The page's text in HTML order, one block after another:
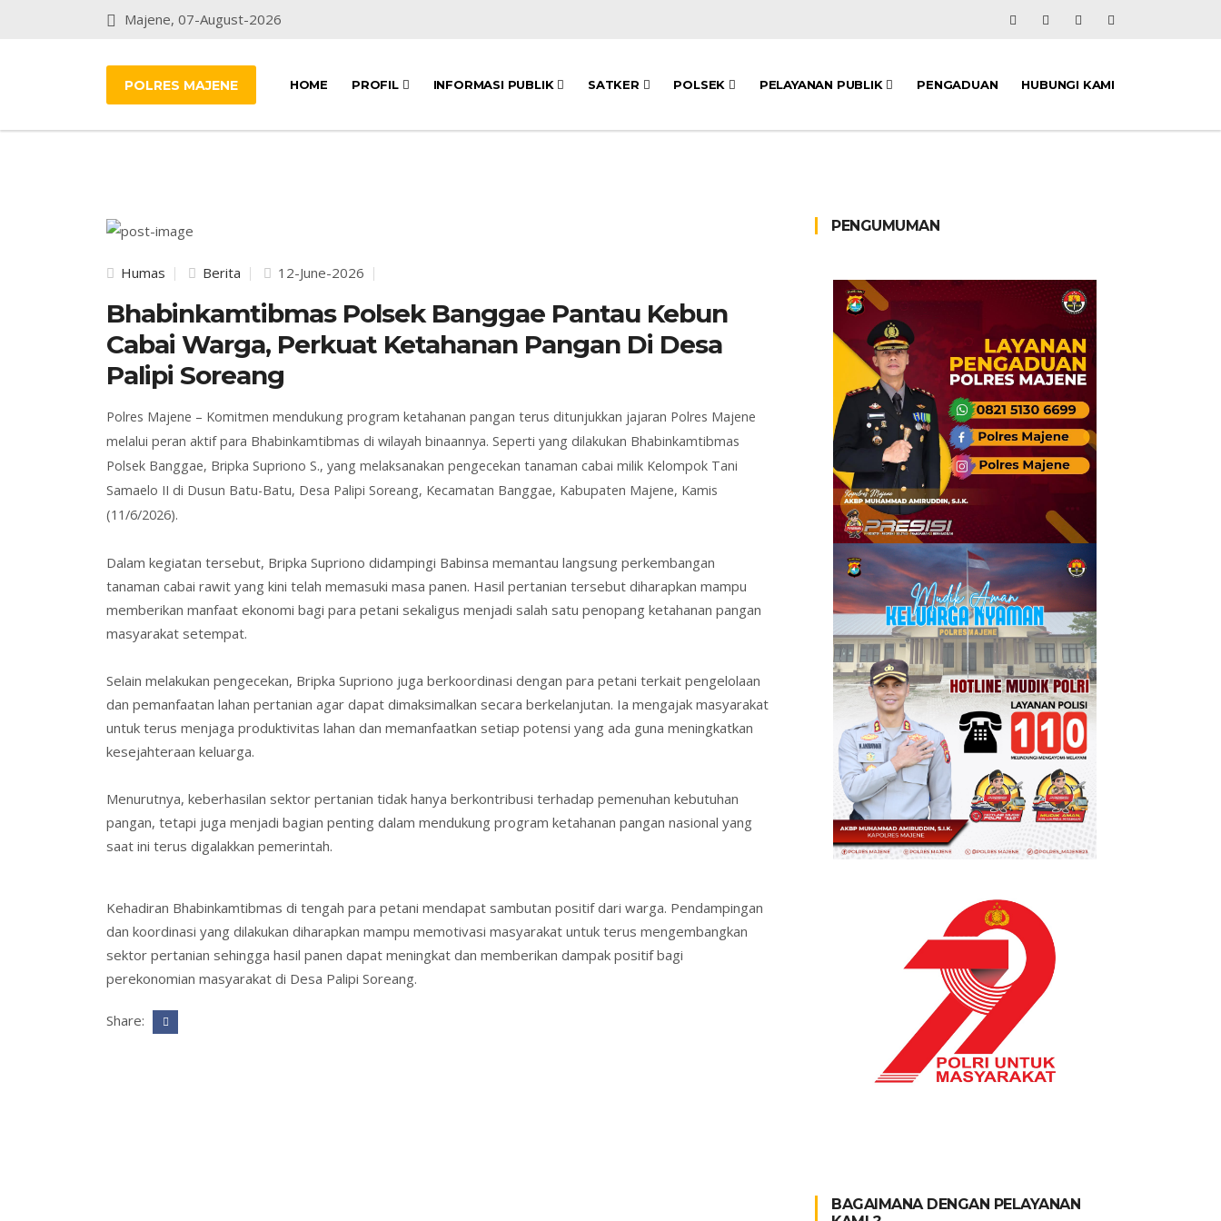
Majene, 07-August-2026
POLRES MAJENE HOME PROFIL INFORMASI PUBLIK SATKER POLSEK PELAYANAN PUBLIK PENGADUAN HUBUNGI KAMI
Humas Berita 12-June-2026
Bhabinkamtibmas Polsek Banggae Pantau Kebun
Cabai Warga, Perkuat Ketahanan Pangan Di Desa
Palipi Soreang
Polres Majene – Komitmen mendukung program ketahanan pangan terus ditunjukkan jajaran Polres Majene
melalui peran aktif para Bhabinkamtibmas di wilayah binaannya. Seperti yang dilakukan Bhabinkamtibmas
Polsek Banggae, Bripka Supriono S., yang melaksanakan pengecekan tanaman cabai milik Kelompok Tani
Samaelo II di Dusun Batu-Batu, Desa Palipi Soreang, Kecamatan Banggae, Kabupaten Majene, Kamis
(11/6/2026).
Dalam kegiatan tersebut, Bripka Supriono didampingi Babinsa memantau langsung perkembangan
tanaman cabai rawit yang kini telah memasuki masa panen. Hasil pertanian tersebut diharapkan mampu
memberikan manfaat ekonomi bagi para petani sekaligus menjadi salah satu penopang ketahanan pangan
masyarakat setempat.
Selain melakukan pengecekan, Bripka Supriono juga berkoordinasi dengan para petani terkait pengelolaan
dan pemanfaatan lahan pertanian agar dapat dimaksimalkan secara berkelanjutan. Ia mengajak masyarakat
untuk terus menjaga produktivitas lahan dan memanfaatkan setiap potensi yang ada guna meningkatkan
kesejahteraan keluarga.
Menurutnya, keberhasilan sektor pertanian tidak hanya berkontribusi terhadap pemenuhan kebutuhan
pangan, tetapi juga menjadi bagian penting dalam mendukung program ketahanan pangan nasional yang
saat ini terus digalakkan pemerintah.
Kehadiran Bhabinkamtibmas di tengah para petani mendapat sambutan positif dari warga. Pendampingan
dan koordinasi yang dilakukan diharapkan mampu memotivasi masyarakat untuk terus mengembangkan
sektor pertanian sehingga hasil panen dapat meningkat dan memberikan dampak positif bagi
perekonomian masyarakat di Desa Palipi Soreang.
Share:
PENGUMUMAN
BAGAIMANA DENGAN PELAYANAN